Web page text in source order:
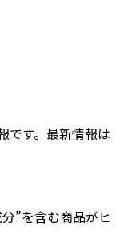
です。最新情報は
”を含む商品がヒ